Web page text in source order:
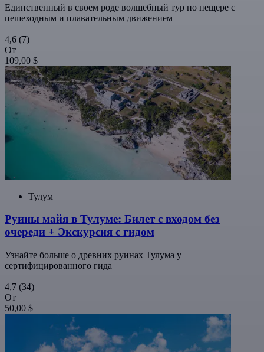
Единственный в своем роде волшебный тур по пещере с
пешеходным и плавательным движением
4,6 (7)
От
109,00 $
Тулум
Руины майя в Тулуме: Билет с входом без
очереди + Экскурсия с гидом
Узнайте больше о древних руинах Тулума у
сертифицированного гида
4,7 (34)
От
50,00 $